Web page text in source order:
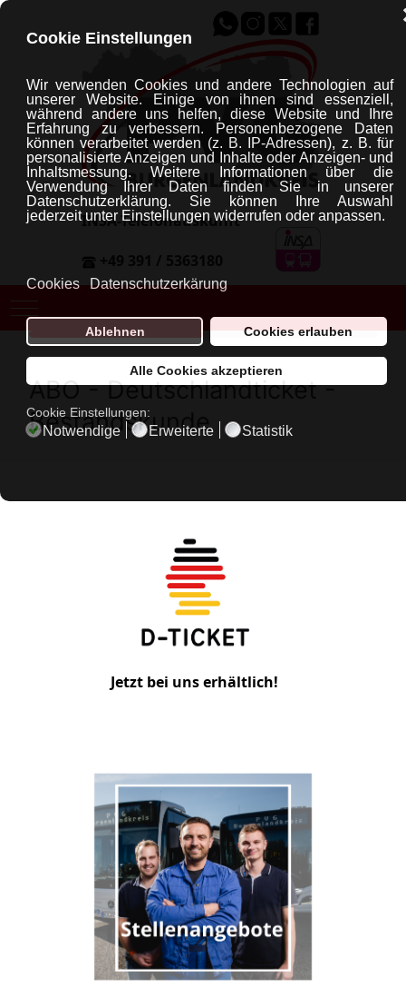
Cookie Einstellungen
Wir verwenden Cookies und andere Technologien auf
unserer Website. Einige von ihnen sind essenziell,
während andere uns helfen, diese Website und Ihre
Erfahrung zu verbessern.
Personenbezogene Daten
können verarbeitet werden (z. B. IP-Adressen), z. B. für
personalisierte Anzeigen und Inhalte oder Anzeigen- und
Inhaltsmessung.
Weitere Informationen über die
Verwendung Ihrer Daten finden Sie in unserer
Datenschutzerklärung.
Sie können Ihre Auswahl
jederzeit unter Einstellungen widerrufen oder anpassen.
Cookies Datenschutzerkärung
Ablehnen Cookies erlauben
Alle Cookies akzeptieren
Cookie Einstellungen:
Notwendige Erweiterte Statistik
INSA-Telefonauskunft
Mobile Menu Toggle
ABO - Deutschlandticket -
Bestandskunde
Jetzt bei uns erhältlich!